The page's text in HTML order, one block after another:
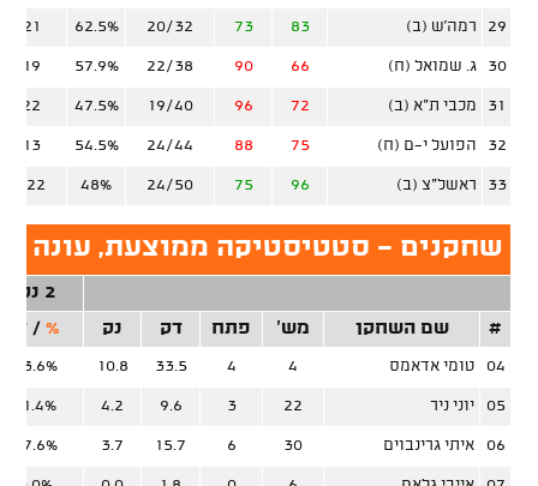
29 רמה'ש (ב) 83
73
20/32
62.5%
8/21
30 ג. שמואל (ח) 66
90
22/38
57.9%
3/19
31 מכבי ת"א (ב) 72
96
19/40
47.5%
8/22
32 הפועל י-ם (ח) 75
88
24/44
54.5%
3/13
33 ראשל"צ (ב) 96
75
24/50
48%
12/22
שחקנים - סטטיסטיקה ממוצעת, עונה
2 נק'
#
שם השחקן מש' פתח דק נק %
/ זר
04 טומי אדאמס 4
4
33.5
10.8
63.6%
05 יוני ניר 22
3
9.6
4.2
41.4%
06 איתי גרינבוים 30
6
15.7
3.7
47.6%